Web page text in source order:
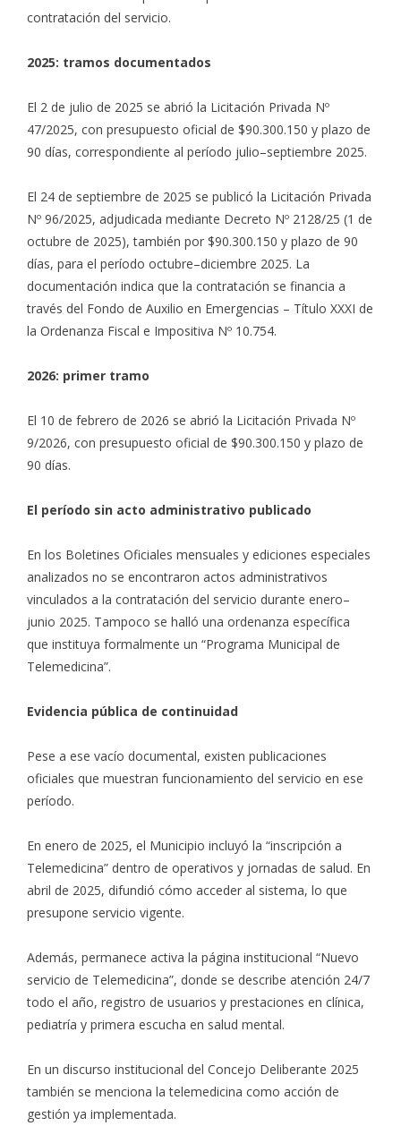
contratación del servicio.
2025: tramos documentados
El 2 de julio de 2025 se abrió la Licitación Privada Nº
47/2025, con presupuesto oficial de $90.300.150 y plazo de
90 días, correspondiente al período julio–septiembre 2025.
El 24 de septiembre de 2025 se publicó la Licitación Privada
Nº 96/2025, adjudicada mediante Decreto Nº 2128/25 (1 de
octubre de 2025), también por $90.300.150 y plazo de 90
días, para el período octubre–diciembre 2025. La
documentación indica que la contratación se financia a
través del Fondo de Auxilio en Emergencias – Título XXXI de
la Ordenanza Fiscal e Impositiva Nº 10.754.
2026: primer tramo
El 10 de febrero de 2026 se abrió la Licitación Privada Nº
9/2026, con presupuesto oficial de $90.300.150 y plazo de
90 días.
El período sin acto administrativo publicado
En los Boletines Oficiales mensuales y ediciones especiales
analizados no se encontraron actos administrativos
vinculados a la contratación del servicio durante enero–
junio 2025. Tampoco se halló una ordenanza específica
que instituya formalmente un “Programa Municipal de
Telemedicina”.
Evidencia pública de continuidad
Pese a ese vacío documental, existen publicaciones
oficiales que muestran funcionamiento del servicio en ese
período.
En enero de 2025, el Municipio incluyó la “inscripción a
Telemedicina” dentro de operativos y jornadas de salud. En
abril de 2025, difundió cómo acceder al sistema, lo que
presupone servicio vigente.
Además, permanece activa la página institucional “Nuevo
servicio de Telemedicina”, donde se describe atención 24/7
todo el año, registro de usuarios y prestaciones en clínica,
pediatría y primera escucha en salud mental.
En un discurso institucional del Concejo Deliberante 2025
también se menciona la telemedicina como acción de
gestión ya implementada.